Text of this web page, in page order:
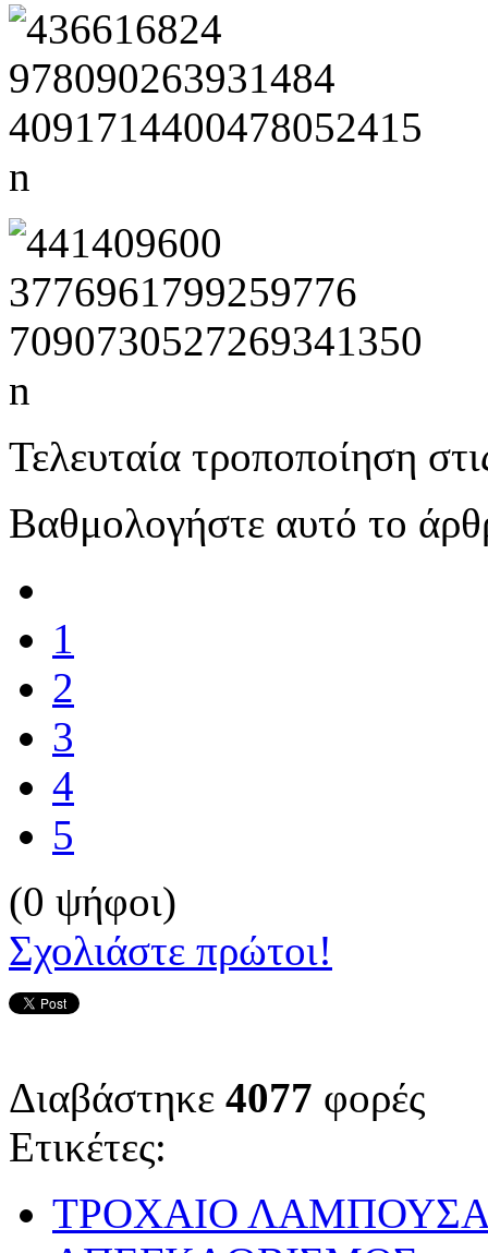
Τελευταία τροποποίηση
Βαθμολογήστε αυτό το
1
2
3
4
5
(0 ψήφοι)
Σχολιάστε πρώτοι!
Διαβάστηκε 4077 φορές
Ετικέτες:
ΤΡΟΧΑΙΟ